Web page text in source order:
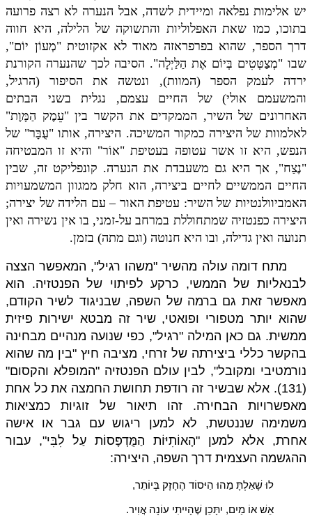
יש אלימות נפלאה ומיידית לשדה, אבל הנערה לא רצה פרועה
בתוכו, כמו שאת האפלוליות והתשוקה של הלילה, היא חווה
דרך הספר, שהוא בפרפראזה מאוד לא אקזוטית "מְעוֹן יוֹם",
שבו "מְצַטְּטִים בְּיוֹם אֶת הַלַּיְלָה." הסיבה לכך שהנערה הקורנת
ירדה לעמק הספר (המוות), ונטשה את הסיפור (הרגיל,
והמשעמם אולי) של החיים עצמם, נגלית בשני הבתים
האחרונים של השיר, הממקדים את הקשר בין "עֵמֶק הַמָּוֶת"
לאלמוות של היצירה כמקור המשיכה. היצירה, אותו "עֻבָּר" של
הנפש, היא זו אשר עטופה בעטיפת "אוֹר" והיא זו המבטיחה
"נֶצַח", אך היא גם משעבדת את הנערה. קונפליקט זה, שבין
החיים הממשיים לחיים ביצירה, הוא חלק ממגוון המשמעויות
האמביוולנטיות של השיר: עטיפת האור – עם הלידה של יצירה;
היצירה כפנטזיה שמתחוללת במרחב על-זמני, בו אין נשירה ואין
תנועה ואין גדילה, ובו היא חנוטה (וגם מתה) בזמן.
מתח דומה עולה מהשיר "משהו רגיל", המאפשר הצצה
לבנאליות של הממשי, כרקע לפיתוי של הפנטזיה. הוא
מאפשר זאת גם ברמה של השפה, שבניגוד לשיר הקודם,
שהוא יותר מטפורי ופואטי, שיר זה מבטא ישירות פיזית
ממשית. גם כאן המילה "רגיל", כפי שנועה מנהיים מבחינה
בהקשר כללי ביצירתה של זרחי, מציבה חיץ "בין מה שהוא
נורמטיבי ומקובל", לבין עולם הפנטזיה "המופלא והקסום"
(131). אלא שבשיר זה רודפת תחושת החמצה את כל אחת
מאפשרויות הבחירה. זהו תיאור של זוגיות כמציאות
משמימה שננטשת, לא למען ריגוש עם גבר או אישה
אחרת, אלא למען "הָאוֹתִיּוֹת הַמֻּדְפָּסוֹת עַל לִבִּי", עבור
ההגשמה העצמית דרך השפה, היצירה:
לוּ שָׁאַלְתָּ מַהוּ הַיּסוֹד הֶחָזָק בְּיוֹתֵר,
אֵשׁ אוֹ מַיִם, יִתָּכֵן שֶׁהָיִיתִי עוֹנָה אֲוִיר.